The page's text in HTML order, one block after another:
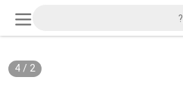
2
/
4